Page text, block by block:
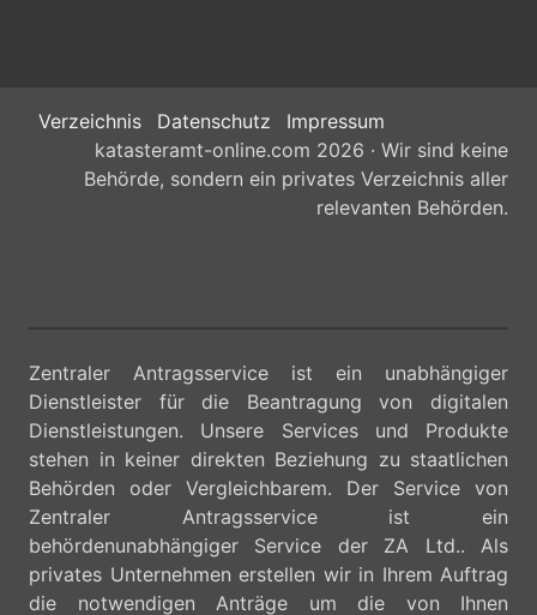
Verzeichnis Datenschutz
Impressum
katasteramt-online.com 2026 · Wir sind keine
Behörde, sondern ein privates Verzeichnis aller
relevanten Behörden.
Zentraler Antragsservice ist ein unabhängiger
Dienstleister für die Beantragung von digitalen
Dienstleistungen. Unsere Services und Produkte
stehen in keiner direkten Beziehung zu staatlichen
Behörden oder Vergleichbarem. Der Service von
Zentraler Antragsservice ist ein
behördenunabhängiger Service der ZA Ltd.. Als
privates Unternehmen erstellen wir in Ihrem Auftrag
die notwendigen Anträge um die von Ihnen